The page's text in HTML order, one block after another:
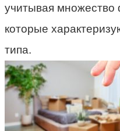
учитывая множество
которые
типа.